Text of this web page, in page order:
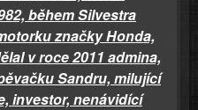
během Silvestra
značky Honda,
v roce 2011 admina,
Sandru, milující
investor, nenávidící